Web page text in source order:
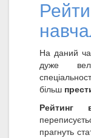
На даний
дуже
більш
Рейтинг
прагнуть